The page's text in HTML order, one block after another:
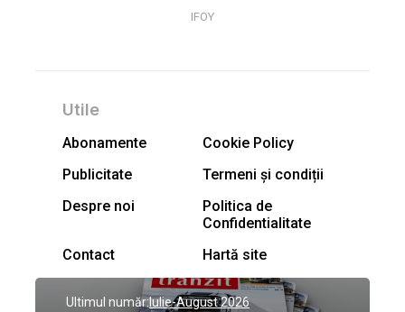
IFOY
Utile
Abonamente
Cookie Policy
Publicitate
Termeni și condiții
Despre noi
Politica de
Confidentialitate
Contact
Hartă site
Ultimul număr:Iulie-August 2026